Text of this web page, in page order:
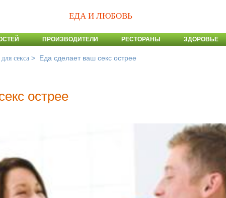
ЕДА И ЛЮБОВЬ
ПРОИЗВОДИТЕЛИ РЕСТОРАНЫ ЗДОРОВЬЕ
секса > Еда сделает ваш секс острее
острее